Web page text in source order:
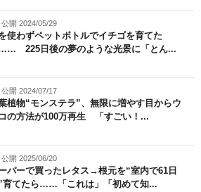
公開 2024/05/29
使わずペットボトルでイチゴを育てた
225日後の夢のような光景に「とん...
公開 2024/07/17
植物“モンステラ”、無限に増やす目からウ
の方法が100万再生 「すごい！...
公開 2025/06/20
パーで買ったレタス→根元を“室内で61日
育てたら……「これは」「初めて知...